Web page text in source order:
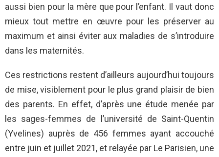
aussi bien pour la mère que pour l’enfant. Il vaut donc
mieux tout mettre en œuvre pour les préserver au
maximum et ainsi éviter aux maladies de s’introduire
dans les maternités.
Ces restrictions restent d’ailleurs aujourd’hui toujours
de mise, visiblement pour le plus grand plaisir de bien
des parents. En effet, d’après une étude menée par
les sages-femmes de l’université de Saint-Quentin
(Yvelines) auprès de 456 femmes ayant accouché
entre juin et juillet 2021, et relayée par Le Parisien, une